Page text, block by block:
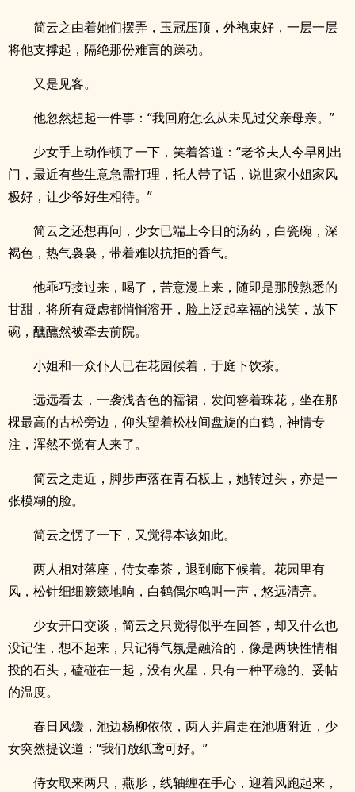
简云之由着她们摆弄，玉冠压顶，外袍束好，一层一层
将他支撑起，隔绝那份难言的躁动。
又是见客。
他忽然想起一件事：“我回府怎么从未见过父亲母亲。”
少女手上动作顿了一下，笑着答道：“老爷夫人今早刚出
门，最近有些生意急需打理，托人带了话，说世家小姐家风
极好，让少爷好生相待。”
简云之还想再问，少女已端上今日的汤药，白瓷碗，深
褐色，热气袅袅，带着难以抗拒的香气。
他乖巧接过来，喝了，苦意漫上来，随即是那股熟悉的
甘甜，将所有疑虑都悄悄溶开，脸上泛起幸福的浅笑，放下
碗，醺醺然被牵去前院。
小姐和一众仆人已在花园候着，于庭下饮茶。
远远看去，一袭浅杏色的襦裙，发间簪着珠花，坐在那
棵最高的古松旁边，仰头望着松枝间盘旋的白鹤，神情专
注，浑然不觉有人来了。
简云之走近，脚步声落在青石板上，她转过头，亦是一
张模糊的脸。
简云之愣了一下，又觉得本该如此。
两人相对落座，侍女奉茶，退到廊下候着。花园里有
风，松针细细簌簌地响，白鹤偶尔鸣叫一声，悠远清亮。
少女开口交谈，简云之只觉得似乎在回答，却又什么也
没记住，想不起来，只记得气氛是融洽的，像是两块性情相
投的石头，磕碰在一起，没有火星，只有一种平稳的、妥帖
的温度。
春日风缓，池边杨柳依依，两人并肩走在池塘附近，少
女突然提议道：“我们放纸鸢可好。”
侍女取来两只，燕形，线轴缠在手心，迎着风跑起来，